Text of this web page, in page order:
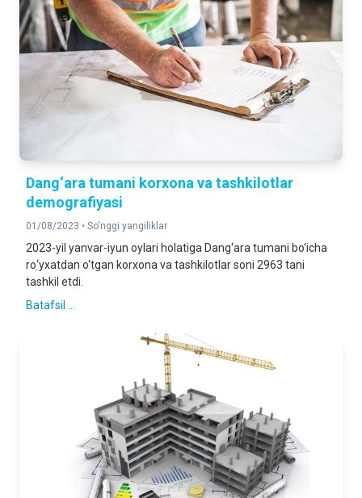
Dang‘ara tumani korxona va tashkilotlar
demografiyasi
01/08/2023 • So'nggi yangiliklar
2023-yil yanvar-iyun oylari holatiga Dang‘ara tumani bo‘icha
roְ‘yxatdan o‘tgan korxona va tashkilotlar soni 2963 tani
tashkil etdi.
Batafsil ...